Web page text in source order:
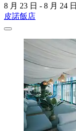
8 月 23 日 - 8 月 24 日
皮諾飯店